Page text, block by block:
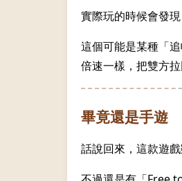
實際玩的時候會發
這個可能是某種「
倍速一樣，把雙方拉
畢竟還是手遊
話說回來，這款遊